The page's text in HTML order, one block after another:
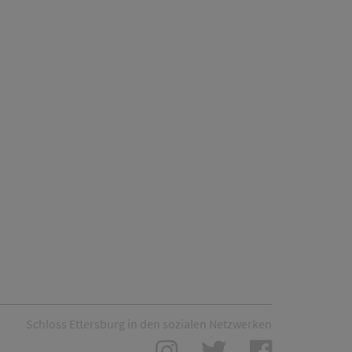
Schloss Ettersburg in den sozialen Netzwerken